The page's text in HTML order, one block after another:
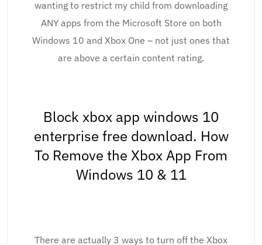
wanting to restrict my child from downloading
ANY apps from the Microsoft Store on both
Windows 10 and Xbox One – not just ones that
are above a certain content rating.
Block xbox app windows 10
enterprise free download. How
To Remove the Xbox App From
Windows 10 & 11
There are actually 3 ways to turn off the Xbox